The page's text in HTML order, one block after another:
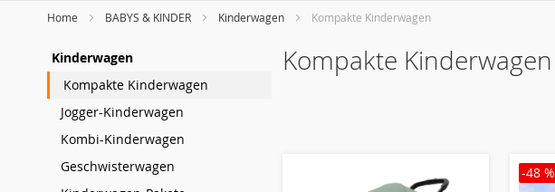
Home BABYS & KINDER Kinderwagen Kompakte Kinderwagen
Kompakte Kinderwagen
-48 %
Kinderwagen
Kompakte Kinderwagen
Jogger-Kinderwagen
Kombi-Kinderwagen
Geschwisterwagen